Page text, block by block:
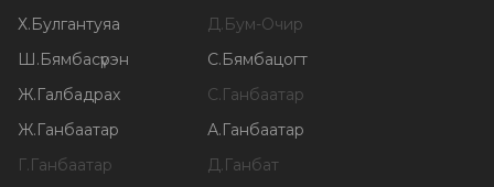
Х.Булгантуяа Д.Бум-Очир
Ш.Бямбасүрэн С.Бямбацогт
Ж.Галбадрах С.Ганбаатар
Ж.Ганбаатар А.Ганбаатар
Г.Ганбаатар Д.Ганбат